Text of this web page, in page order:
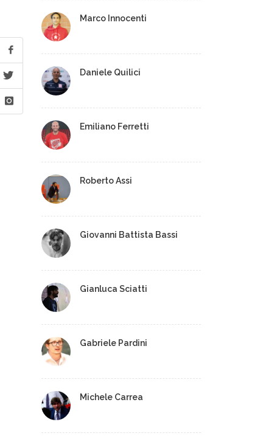
Marco Innocenti
Daniele Quilici
Emiliano Ferretti
Roberto Assi
Giovanni Battista Bassi
Gianluca Sciatti
Gabriele Pardini
Michele Carrea